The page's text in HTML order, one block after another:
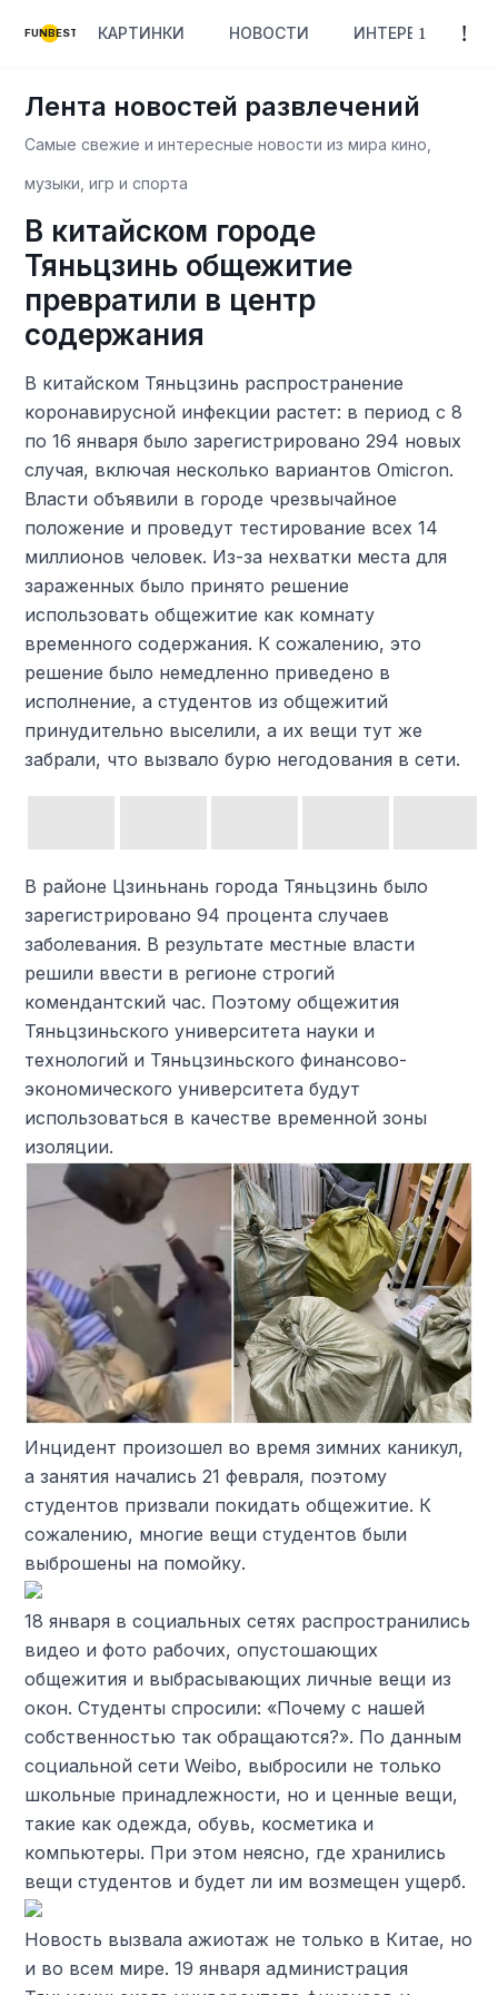
FUNBEST КАРТИНКИ НОВОСТИ ИНТЕРЕСНОЕ
Лента новостей развлечений
Самые свежие и интересные новости из мира кино,
музыки, игр и спорта
В китайском городе
Тяньцзинь общежитие
превратили в центр
содержания
В китайском Тяньцзинь распространение
коронавирусной инфекции растет: в период с 8
по 16 января было зарегистрировано 294 новых
случая, включая несколько вариантов Omicron.
Власти объявили в городе чрезвычайное
положение и проведут тестирование всех 14
миллионов человек. Из-за нехватки места для
зараженных было принято решение
использовать общежитие как комнату
временного содержания. К сожалению, это
решение было немедленно приведено в
исполнение, а студентов из общежитий
принудительно выселили, а их вещи тут же
забрали, что вызвало бурю негодования в сети.
В районе Цзиньнань города Тяньцзинь было
зарегистрировано 94 процента случаев
заболевания. В результате местные власти
решили ввести в регионе строгий
комендантский час. Поэтому общежития
Тяньцзиньского университета науки и
технологий и Тяньцзиньского финансово-
экономического университета будут
использоваться в качестве временной зоны
изоляции.
Инцидент произошел во время зимних каникул,
а занятия начались 21 февраля, поэтому
студентов призвали покидать общежитие. К
сожалению, многие вещи студентов были
выброшены на помойку.
18 января в социальных сетях распространились
видео и фото рабочих, опустошающих
общежития и выбрасывающих личные вещи из
окон. Студенты спросили: «Почему с нашей
собственностью так обращаются?». По данным
социальной сети Weibo, выбросили не только
школьные принадлежности, но и ценные вещи,
такие как одежда, обувь, косметика и
компьютеры. При этом неясно, где хранились
вещи студентов и будет ли им возмещен ущерб.
Новость вызвала ажиотаж не только в Китае, но
и во всем мире. 19 января администрация